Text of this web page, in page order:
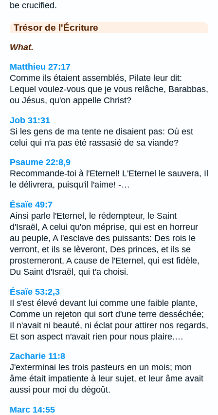
be crucified.
Trésor de l'Écriture
What.
Matthieu 27:17
Comme ils étaient assemblés, Pilate leur dit:
Lequel voulez-vous que je vous relâche, Barabbas,
ou Jésus, qu'on appelle Christ?
Job 31:31
Si les gens de ma tente ne disaient pas: Où est
celui qui n'a pas été rassasié de sa viande?
Psaume 22:8,9
Recommande-toi à l'Eternel! L'Eternel le sauvera, Il
le délivrera, puisqu'il l'aime! -…
Ésaïe 49:7
Ainsi parle l'Eternel, le rédempteur, le Saint
d'Israël, A celui qu'on méprise, qui est en horreur
au peuple, A l'esclave des puissants: Des rois le
verront, et ils se lèveront, Des princes, et ils se
prosterneront, A cause de l'Eternel, qui est fidèle,
Du Saint d'Israël, qui t'a choisi.
Ésaïe 53:2,3
Il s'est élevé devant lui comme une faible plante,
Comme un rejeton qui sort d'une terre desséchée;
Il n'avait ni beauté, ni éclat pour attirer nos regards,
Et son aspect n'avait rien pour nous plaire.…
Zacharie 11:8
J'exterminai les trois pasteurs en un mois; mon
âme était impatiente à leur sujet, et leur âme avait
aussi pour moi du dégoût.
Marc 14:55